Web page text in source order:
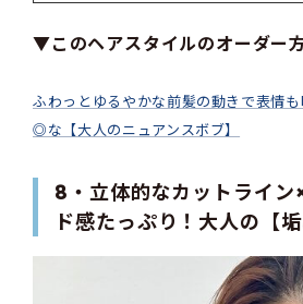
▼このヘアスタイルのオーダー
ふわっとゆるやかな前髪の動きで表情
◎な【大人のニュアンスボブ】
8・立体的なカットライン
ド感たっぷり！大人の【垢